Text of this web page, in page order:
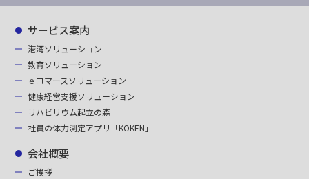
サービス案内
港湾ソリューション
教育ソリューション
ｅコマースソリューション
健康経営支援ソリューション
リハビリウム起立の森
社員の体力測定アプリ「KOKEN」
会社概要
ご挨拶